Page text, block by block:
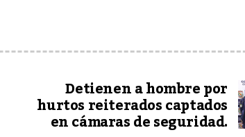
Detienen a hombre por
hurtos reiterados captados
en cámaras de seguridad.